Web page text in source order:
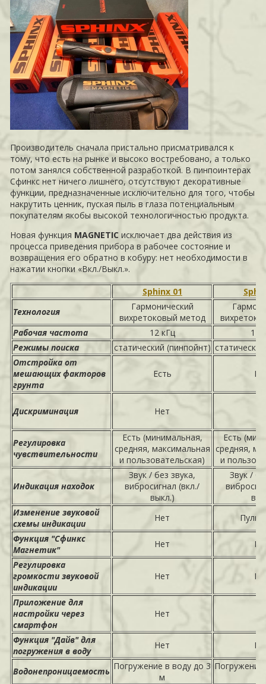
Производитель сначала пристально присматривался к
тому, что есть на рынке и высоко востребовано, а только
потом занялся собственной разработкой. В пинпоинтерах
Сфинкс нет ничего лишнего, отсутствуют декоративные
функции, предназначенные исключительно для того, чтобы
накрутить ценник, пуская пыль в глаза потенциальным
покупателям якобы высокой технологичностью продукта.
Новая функция MAGNETIC исключает два действия из
процесса приведения прибора в рабочее состояние и
возвращения его обратно в кобуру: нет необходимости в
нажатии кнопки «Вкл./Выкл.».
Sphinx 01
Технология
Гармонический
вихретоковый метод
Рабочая частота
12 кГц
12
Режимы поиска
статический (пинпойнт)
Отстройка от
мешающих факторов
грунта
Есть
Дискриминация Нет
Регулировка
чувствительности
Есть (минимальная,
средняя, максимальная
и пользовательская)
Есть
средняя,
и
Индикация находок
Звук / без звука,
вибросигнал (вкл./
выкл.)
Звук /
Изменение звуковой
схемы индикации
Нет
Функция "Сфинкс
Магнетик"
Нет
Регулировка
громкости звуковой
индикации
Нет
Приложение для
настройки через
смартфон
Нет
Функция "Дайв" для
погружения в воду
Нет
Водонепроницаемость Погружение в воду до 3
м